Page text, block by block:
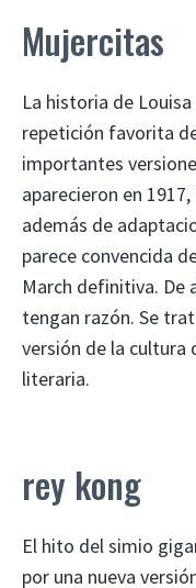
Mujercitas
La historia de
repetición favorita
importantes
aparecieron en
además de
parece convencida
March definitiva. De
tengan razón. Se
versión de la cultura
literaria.
rey kong
El hito del simio
por una nueva